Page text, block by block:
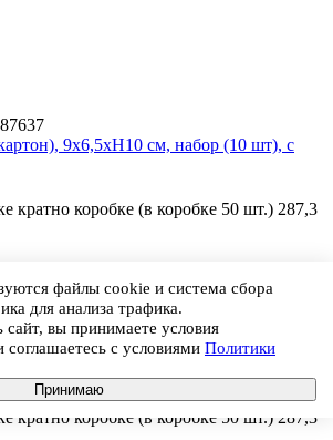
9x6,5xH10 см, набор (10 шт), с
кратно коробке (в коробке 50 шт.) 287,3
10 см
кратно коробке (в коробке 50 шт.) 287,3
файлы cookie и система сбора
для анализа трафика.
сайт, вы принимаете условия
соглашаетесь с условиями Политики
Принимаю